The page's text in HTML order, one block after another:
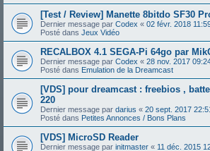
[Test / Review] Manette 8bitdo SF30
Dernier message par Codex « 02 févr. 2018
Posté dans Jeux Vidéo
RECALBOX 4.1 SEGA-Pi 64go par
Dernier message par Codex « 28 nov. 2017
Posté dans Emulation de la Dreamcast
[VDS] pour dreamcast : freebios ,
220
Dernier message par darius « 20 sept. 2017
Posté dans Petites Annonces / Bons Plans
[VDS] MicroSD Reader
Dernier message par initmaster « 11 déc. 2015